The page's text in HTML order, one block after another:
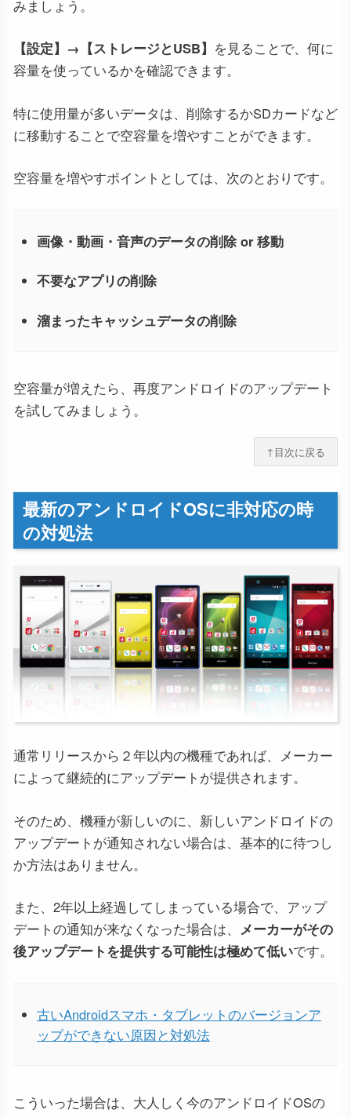
みましょう。
【設定】→【ストレージとUSB】 を見ることで、何に
容量を使っているかを確認できます。
特に使用量が多いデータは、削除するかSDカードなど
に移動することで空容量を増やすことができます。
空容量を増やすポイントとしては、次のとおりです。
画像・動画・音声のデータの削除 or 移動
不要なアプリの削除
溜まったキャッシュデータの削除
空容量が増えたら、再度アンドロイドのアップデート
を試してみましょう。
↑目次に戻る
最新のアンドロイドOSに非対応の時
の対処法
通常リリースから２年以内の機種であれば、メーカー
によって継続的にアップデートが提供されます。
そのため、機種が新しいのに、新しいアンドロイドの
アップデートが通知されない場合は、基本的に待つし
か方法はありません。
また、2年以上経過してしまっている場合で、アップ
デートの通知が来なくなった場合は、 メーカーがその
後アップデートを提供する可能性は極めて低いです。
古いAndroidスマホ・タブレットのバージョンア
ップができない原因と対処法
こういった場合は、大人しく今のアンドロイドOSの